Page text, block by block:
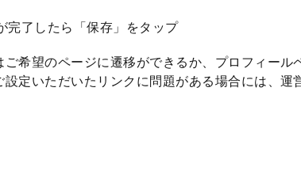
完了したら「保存」をタップ
ご希望のページに遷移ができるか、プロフィール
設定いただいたリンクに問題がある場合には、